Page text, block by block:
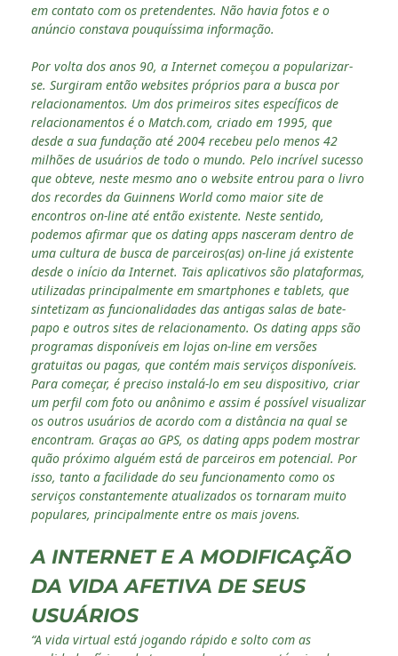
em contato com os pretendentes. Não havia fotos e o
anúncio constava pouquíssima informação.
Por volta dos anos 90, a Internet começou a popularizar-
se. Surgiram então websites próprios para a busca por
relacionamentos. Um dos primeiros sites específicos de
relacionamentos é o Match.com, criado em 1995, que
desde a sua fundação até 2004 recebeu pelo menos 42
milhões de usuários de todo o mundo. Pelo incrível sucesso
que obteve, neste mesmo ano o website entrou para o livro
dos recordes da Guinnens World como maior site de
encontros on-line até então existente. Neste sentido,
podemos afirmar que os dating apps nasceram dentro de
uma cultura de busca de parceiros(as) on-line já existente
desde o início da Internet. Tais aplicativos são plataformas,
utilizadas principalmente em smartphones e tablets, que
sintetizam as funcionalidades das antigas salas de bate-
papo e outros sites de relacionamento. Os dating apps são
programas disponíveis em lojas on-line em versões
gratuitas ou pagas, que contém mais serviços disponíveis.
Para começar, é preciso instalá-lo em seu dispositivo, criar
um perfil com foto ou anônimo e assim é possível visualizar
os outros usuários de acordo com a distância na qual se
encontram. Graças ao GPS, os dating apps podem mostrar
quão próximo alguém está de parceiros em potencial. Por
isso, tanto a facilidade do seu funcionamento como os
serviços constantemente atualizados os tornaram muito
populares, principalmente entre os mais jovens.
A INTERNET E A MODIFICAÇÃO
DA VIDA AFETIVA DE SEUS
USUÁRIOS
“A vida virtual está jogando rápido e solto com as